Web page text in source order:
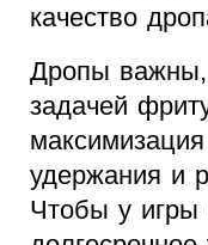
качество
Дропы важны,
задачей
удержания и
Чтобы у